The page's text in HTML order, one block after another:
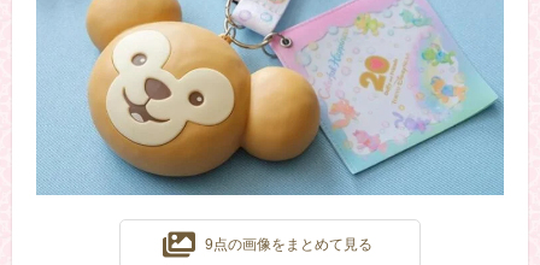
9点の画像をまとめて見る